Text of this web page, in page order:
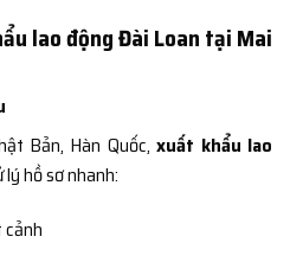
lao động Đài Loan tại Mai
Bản, Hàn Quốc,xuất khẩu lao
hồ sơ nhanh: